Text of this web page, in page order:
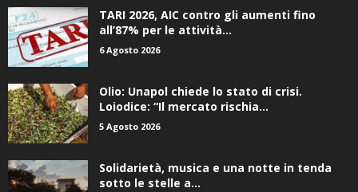
TARI 2026, AIC contro gli aumenti fino
all’87% per le attività...
6 Agosto 2026
Olio: Unapol chiede lo stato di crisi.
Loiodice: “Il mercato rischia...
5 Agosto 2026
Solidarietà, musica e una notte in tenda
sotto le stelle a...